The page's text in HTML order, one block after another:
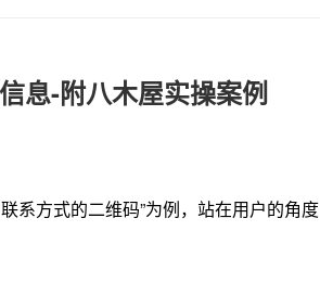
息-附八木屋实操案例
系方式的二维码”为例，站在用户的角度